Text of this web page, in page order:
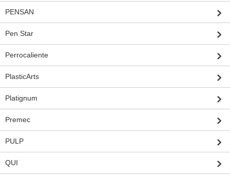
PENSAN
Pen Star
Perrocaliente
PlasticArts
Platignum
Premec
PULP
QUI